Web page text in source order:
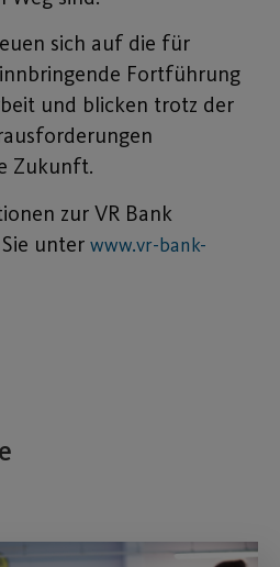
sich auf die für
Fortführung
und blicken trotz der
Zukunft.
zur VR Bank
unter www.vr-bank-